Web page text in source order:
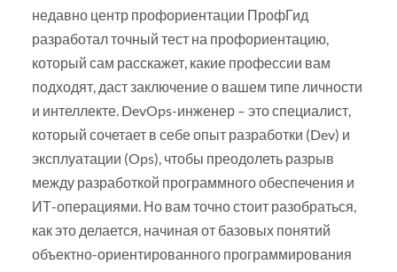
недавно центр профориентации ПрофГид
разработал точный тест на профориентацию,
который сам расскажет, какие профессии вам
подходят, даст заключение о вашем типе личности
и интеллекте. DevOps-инженер – это специалист,
который сочетает в себе опыт разработки (Dev) и
эксплуатации (Ops), чтобы преодолеть разрыв
между разработкой программного обеспечения и
ИТ-операциями. Но вам точно стоит разобраться,
как это делается, начиная от базовых понятий
объектно-ориентированного программирования